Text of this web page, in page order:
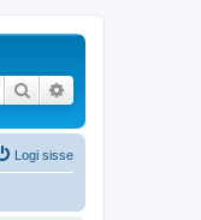
Otsi
Logi sisse